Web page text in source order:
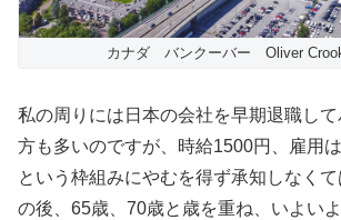
カナダ バンクーバー Oliver
私の周りには日本の会社を早期退職し
方も多いのですが、時給1500円、雇用
という枠組みにやむを得ず承知しなく
の後、65歳、70歳と歳を重ね、いよい